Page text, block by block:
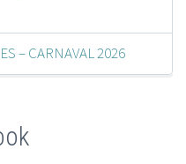
– CARNAVAL 2026